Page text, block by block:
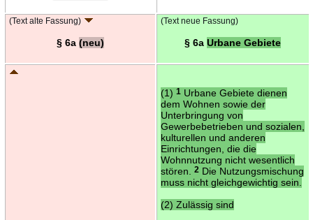
(Text alte Fassung)
§ 6a (neu)
(Text neue Fassung)
§ 6a Urbane Gebiete
(1) 1Urbane Gebiete dienen
dem Wohnen sowie der
Unterbringung von
Gewerbebetrieben und sozialen,
kulturellen und anderen
Einrichtungen, die die
Wohnnutzung nicht wesentlich
stören.
2Die Nutzungsmischung
muss nicht gleichgewichtig sein.
(2) Zulässig sind